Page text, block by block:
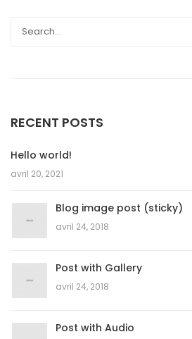
RECENT POSTS
Hello world!
avril 20, 2021
Blog image post (sticky)
avril 24, 2018
Post with Gallery
avril 24, 2018
Post with Audio